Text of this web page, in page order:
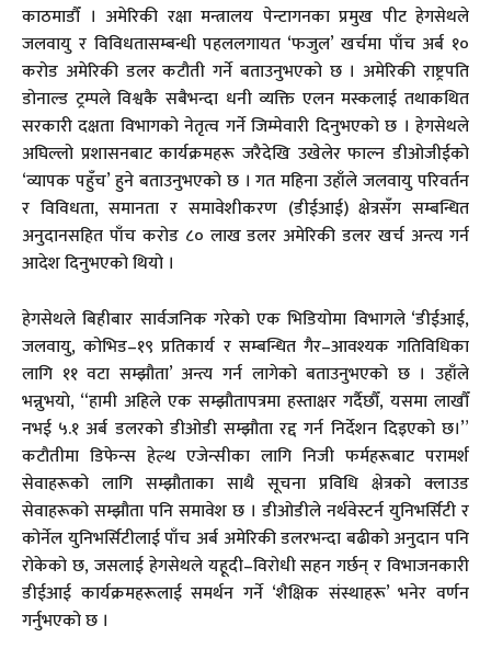
काठमाडौँ । अमेरिकी रक्षा मन्त्रालय पेन्टागनका प्रमुख पीट हेगसेथले
जलवायु र विविधतासम्बन्धी पहललगायत ‘फजुल’ खर्चमा पाँच अर्ब १०
करोड अमेरिकी डलर कटौती गर्ने बताउनुभएको छ । अमेरिकी राष्ट्रपति
डोनाल्ड ट्रम्पले विश्वकै सबैभन्दा धनी व्यक्ति एलन मस्कलाई तथाकथित
सरकारी दक्षता विभागको नेतृत्व गर्ने जिम्मेवारी दिनुभएको छ । हेगसेथले
अघिल्लो प्रशासनबाट कार्यक्रमहरू जरैदेखि उखेलेर फाल्न डीओजीईको
‘व्यापक पहुँच’ हुने बताउनुभएको छ । गत महिना उहाँले जलवायु परिवर्तन
र विविधता, समानता र समावेशीकरण (डीईआई) क्षेत्रसँग सम्बन्धित
अनुदानसहित पाँच करोड ८० लाख डलर अमेरिकी डलर खर्च अन्त्य गर्न
आदेश दिनुभएको थियो ।
हेगसेथले बिहीबार सार्वजनिक गरेको एक भिडियोमा विभागले ‘डीईआई,
जलवायु, कोभिड–१९ प्रतिकार्य र सम्बन्धित गैर–आवश्यक गतिविधिका
लागि ११ वटा सम्झौता’ अन्त्य गर्न लागेको बताउनुभएको छ । उहाँले
भन्नुभयो, “हामी अहिले एक सम्झौतापत्रमा हस्ताक्षर गर्दैछौँ, यसमा लाखौँ
नभई ५.१ अर्ब डलरको डीओडी सम्झौता रद्द गर्न निर्देशन दिइएको छ।”
कटौतीमा डिफेन्स हेल्थ एजेन्सीका लागि निजी फर्महरूबाट परामर्श
सेवाहरूको लागि सम्झौताका साथै सूचना प्रविधि क्षेत्रको क्लाउड
सेवाहरूको सम्झौता पनि समावेश छ । डीओडीले नर्थवेस्टर्न युनिभर्सिटी र
कोर्नेल युनिभर्सिटीलाई पाँच अर्ब अमेरिकी डलरभन्दा बढीको अनुदान पनि
रोकेको छ, जसलाई हेगसेथले यहूदी–विरोधी सहन गर्छन् र विभाजनकारी
डीईआई कार्यक्रमहरूलाई समर्थन गर्ने ‘शैक्षिक संस्थाहरू’ भनेर वर्णन
गर्नुभएको छ ।